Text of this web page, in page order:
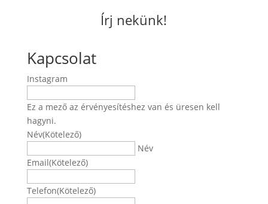
Írj nekünk!
Kapcsolat
Instagram
Ez a mező az érvényesítéshez van és üresen kell
hagyni.
Név(Kötelező)
Név
Email(Kötelező)
Telefon(Kötelező)